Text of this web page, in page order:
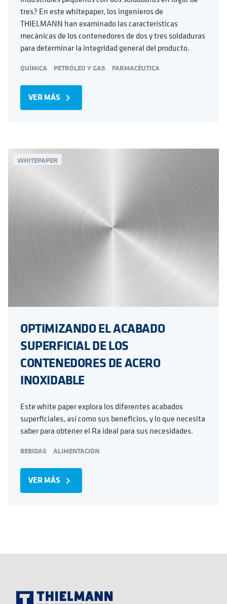
tres? En este whitepaper, los ingenieros de
THIELMANN han examinado las características
mecánicas de los contenedores de dos y tres soldaduras
para determinar la integridad general del producto.
QUÍMICA PETRÓLEO Y GAS FARMACÉUTICA
VER MÁS navigate_next
WHITEPAPER
OPTIMIZANDO EL ACABADO
SUPERFICIAL DE LOS
CONTENEDORES DE ACERO
INOXIDABLE
Este white paper explora los diferentes acabados
superficiales, así como sus beneficios, y lo que necesita
saber para obtener el Ra ideal para sus necesidades.
BEBIDAS ALIMENTACIÓN
VER MÁS navigate_next